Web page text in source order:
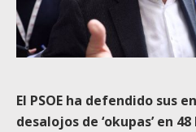
El PSOE ha defendido sus
desalojos de ‘okupas’ en